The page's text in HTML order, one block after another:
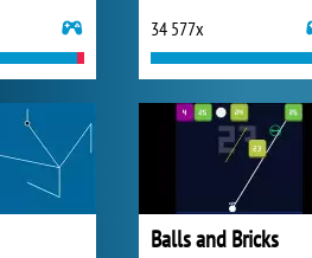
34 577x
Balls and Bricks